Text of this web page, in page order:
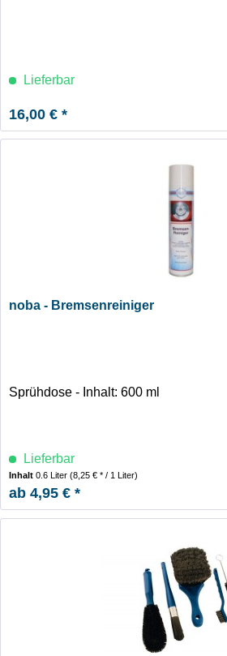
Lieferbar
16,00 € *
noba - Bremsenreiniger
Sprühdose - Inhalt: 600 ml
Lieferbar
Inhalt0.6 Liter(8,25 € * / 1 Liter)
ab 4,95 € *